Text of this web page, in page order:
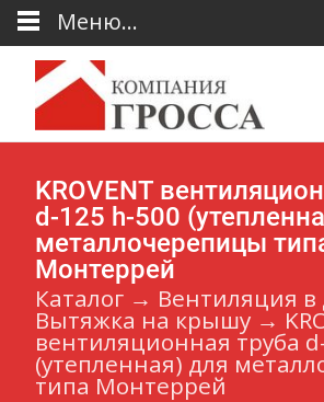
KROVENT
d-125 h-500
металлочерепицы
Монтеррей
Каталог → Вентиляция в
Вытяжка на крышу →
вентиляционная труба
(утепленная) для
типа Монтеррей
Меню...